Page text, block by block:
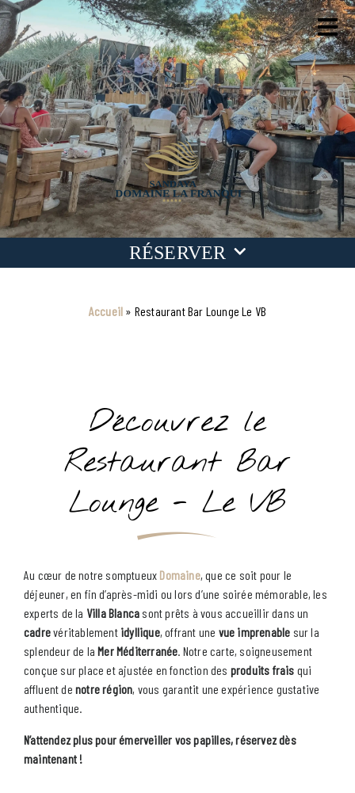
RÉSERVER
Accueil » Restaurant Bar Lounge Le VB
Découvrez le
Restaurant Bar
Lounge - Le VB
Au cœur de notre somptueux Domaine, que ce soit pour le
déjeuner, en fin d’après-midi ou lors d’une soirée mémorable, les
experts de la Villa Blanca sont prêts à vous accueillir dans un
cadrevéritablement idyllique, offrant une vue imprenable sur la
splendeur de laMer Méditerranée. Notre carte, soigneusement
conçue sur place et ajustée en fonction des produits frais qui
affluent de notre région, vous garantit une expérience gustative
authentique.
N’attendez plus pour émerveiller vos papilles, réservez dès
maintenant !